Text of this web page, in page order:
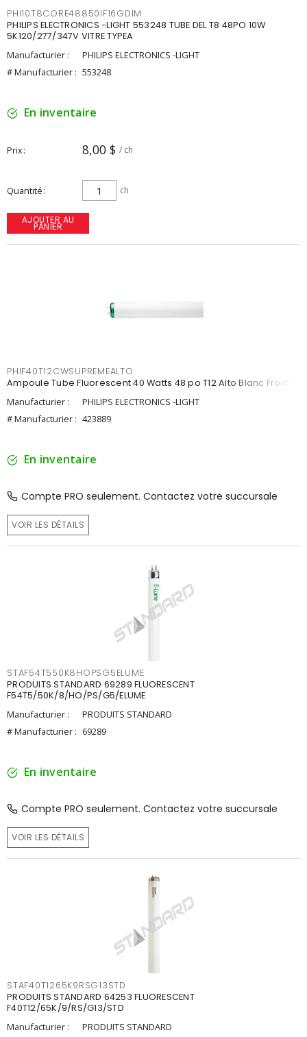
PHI10T8CORE48850IF16GDIM
PHILIPS ELECTRONICS -LIGHT 553248 TUBE DEL T8 48PO 10W
5K120/277/347V VITRE TYPEA
Manufacturier :
PHILIPS ELECTRONICS -LIGHT
# Manufacturier : 553248
En inventaire
Prix 8,00 $ / ch
Quantité ch
AJOUTER AU
PANIER
PHIF40T12CWSUPREMEALTO
Ampoule Tube Fluorescent 40 Watts 48 po T12 Alto Blanc Froid
Manufacturier :
PHILIPS ELECTRONICS -LIGHT
# Manufacturier : 423889
En inventaire
Compte PRO seulement. Contactez votre succursale
VOIR LES DÉTAILS
STAF54T550K8HOPSG5ELUME
PRODUITS STANDARD 69289 FLUORESCENT
F54T5/50K/8/HO/PS/G5/ELUME
Manufacturier :
PRODUITS STANDARD
# Manufacturier : 69289
En inventaire
Compte PRO seulement. Contactez votre succursale
VOIR LES DÉTAILS
STAF40T1265K9RSG13STD
PRODUITS STANDARD 64253 FLUORESCENT
F40T12/65K/9/RS/G13/STD
Manufacturier :
PRODUITS STANDARD